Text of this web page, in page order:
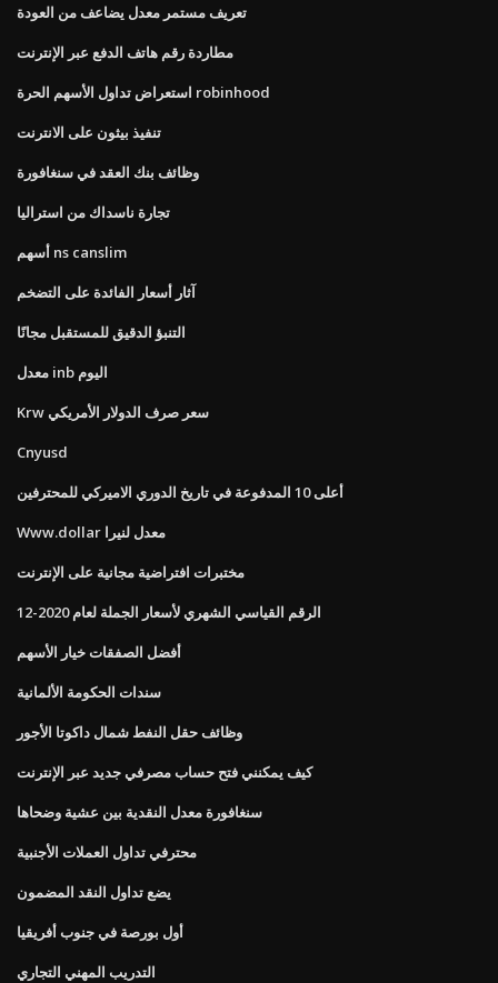
تعريف مستمر معدل يضاعف من العودة
مطاردة رقم هاتف الدفع عبر الإنترنت
استعراض تداول الأسهم الحرة robinhood
تنفيذ بيثون على الانترنت
وظائف بنك العقد في سنغافورة
تجارة ناسداك من استراليا
أسهم ns canslim
آثار أسعار الفائدة على التضخم
التنبؤ الدقيق للمستقبل مجانًا
معدل inb اليوم
Krw سعر صرف الدولار الأمريكي
Cnyusd
أعلى 10 المدفوعة في تاريخ الدوري الاميركي للمحترفين
Www.dollar معدل لنيرا
مختبرات افتراضية مجانية على الإنترنت
الرقم القياسي الشهري لأسعار الجملة لعام 2020-12
أفضل الصفقات خيار الأسهم
سندات الحكومة الألمانية
وظائف حقل النفط شمال داكوتا الأجور
كيف يمكنني فتح حساب مصرفي جديد عبر الإنترنت
سنغافورة معدل النقدية بين عشية وضحاها
محترفي تداول العملات الأجنبية
يضع تداول النقد المضمون
أول بورصة في جنوب أفريقيا
التدريب المهني التجاري